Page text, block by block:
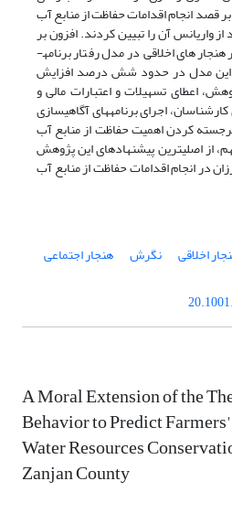
قصد انجام اقدامات حفاظت از منابع آب
حدود 45 درصد از واریانس آن را تبیین کردند. افزون بر
این، پس از وارد کردن متغیر هنجارهای اخلاقی در مدل رفتار برنامه­
این مدل در حدود شش درصد افزایش
اعطای تسهیلات و اعتبارات مالی و
اجرای برنامه­های آگاهی­سازی
کردن اهمیت حفاظت از منابع آب
از اصلی­ترین پیشنهادهای این پژوهش
در انجام اقدامات حفاظت از منابع آب
اخلاقی نگرش هنجار اجتماعی
A Moral Extension of the
Behavior to Predict
Water Resources
Zanjan County